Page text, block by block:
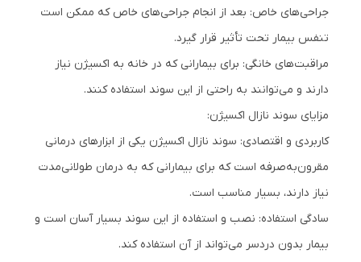
جراحی‌های خاص: بعد از انجام جراحی‌های خاص که ممکن است
تنفس بیمار تحت تأثیر قرار گیرد.
مراقبت‌های خانگی: برای بیمارانی که در خانه به اکسیژن نیاز
دارند و می‌توانند به راحتی از این سوند استفاده کنند.
مزایای سوند نازال اکسیژن:
کاربردی و اقتصادی: سوند نازال اکسیژن یکی از ابزارهای درمانی
مقرون‌به‌صرفه است که برای بیمارانی که به درمان طولانی‌مدت
نیاز دارند، بسیار مناسب است.
سادگی استفاده: نصب و استفاده از این سوند بسیار آسان است و
بیمار بدون دردسر می‌تواند از آن استفاده کند.